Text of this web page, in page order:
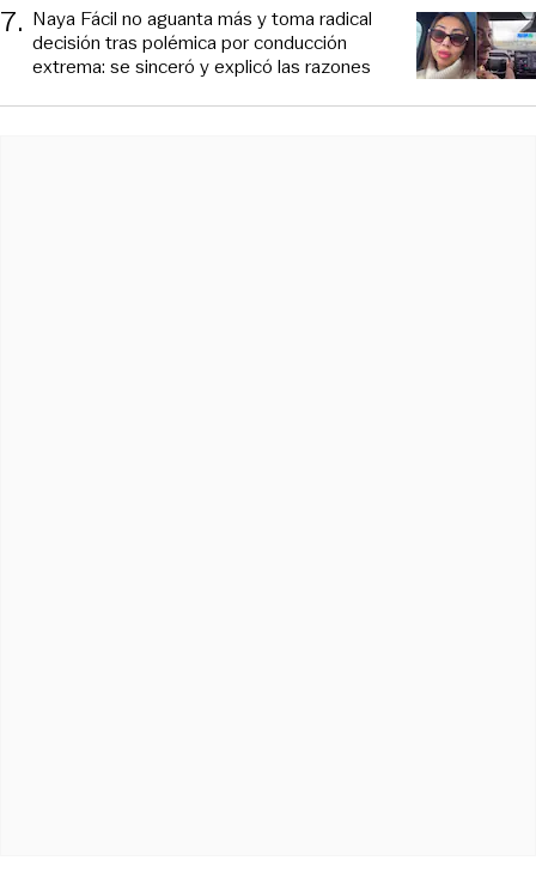
7. Naya Fácil no aguanta más y toma radical
decisión tras polémica por conducción
extrema: se sinceró y explicó las razones